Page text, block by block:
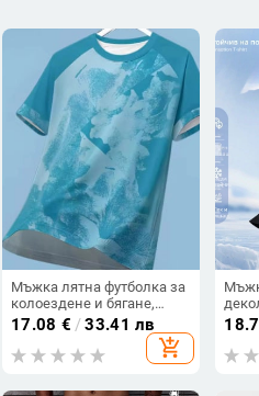
Мъжка лятна футболка за
колоездене и бягане,
бързосъхнеща, дишаща,
къс ръкав, външна
спортна тениска с 3D
17.08 € /33.41 лв
add_shopping_cart
Ice